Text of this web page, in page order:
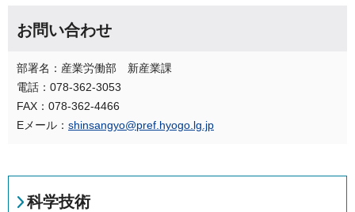
お問い合わせ
部署名：産業労働部 新産業課
電話：078-362-3053
FAX：078-362-4466
Eメール： shinsangyo@pref.hyogo.lg.jp
科学技術